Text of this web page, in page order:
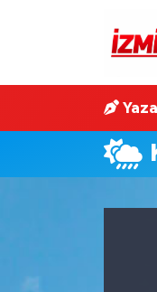
Konak Trafik
Süper Lig
Tüm Manşetler